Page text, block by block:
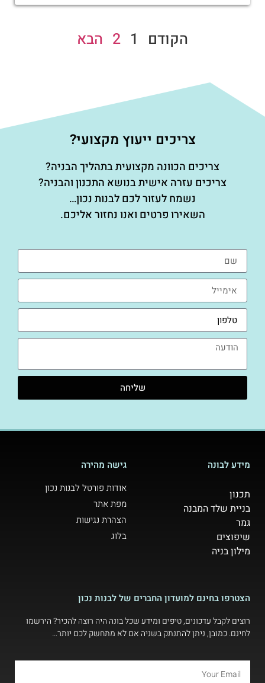
הקודם 1
2 הבא
צריכים ייעוץ מקצועי?
צריכים הכוונה מקצועית בתהליך הבניה?
צריכים עזרה אישית בנושא התכנון והבניה?
נשמח לעזור לכם לבנות נכון…
השאירו פרטים ואנו נחזור אליכם.
שליחה
מידע לבונה
תכנון
בניית שלד המבנה
גמר
שיפוצים
מילון בניה
גישה מהירה
אודות פורטל לבנות נכון
מפת אתר
הצהרת נגישות
בלוג
הצטרפו בחינם למועדון החברים של לבנות נכון
רוצים לקבל עדכונים, טיפים ומידע שכל בונה היה רוצה להכיר? הירשמו
לחינם. כמובן, ניתן להתנתק בשניה אם לא מתחשק לכם יותר…